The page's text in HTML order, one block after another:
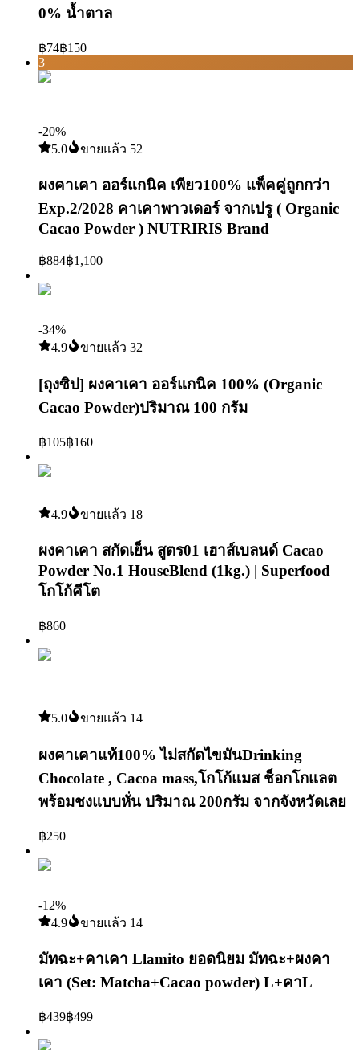
0% น้ำตาล
฿74฿150
3
-20%
5.0
ขายแล้ว 52
ผงคาเคา ออร์แกนิค เพียว100% แพ็คคู่ถูกกว่า
Exp.2/2028 คาเคาพาวเดอร์ จากเปรู ( Organic
Cacao Powder ) NUTRIRIS Brand
฿884฿1,100
-34%
4.9
ขายแล้ว 32
[ถุงซิป] ผงคาเคา ออร์แกนิค 100% (Organic
Cacao Powder)ปริมาณ 100 กรัม
฿105฿160
4.9 ขายแล้ว 18
ผงคาเคา สกัดเย็น สูตร01 เฮาส์เบลนด์ Cacao
Powder No.1 HouseBlend (1kg.) | Superfood
โกโก้คีโต
฿860
5.0 ขายแล้ว 14
ผงคาเคาแท้100% ไม่สกัดไขมันDrinking
Chocolate , Cacoa mass,โกโก้แมส ช็อกโกแลต
พร้อมชงแบบหั่น ปริมาณ 200กรัม จากจังหวัดเลย
฿250
-12%
4.9
ขายแล้ว 14
มัทฉะ+คาเคา Llamito ยอดนิยม มัทฉะ+ผงคา
เคา (Set: Matcha+Cacao powder) L+คาL
฿439฿499